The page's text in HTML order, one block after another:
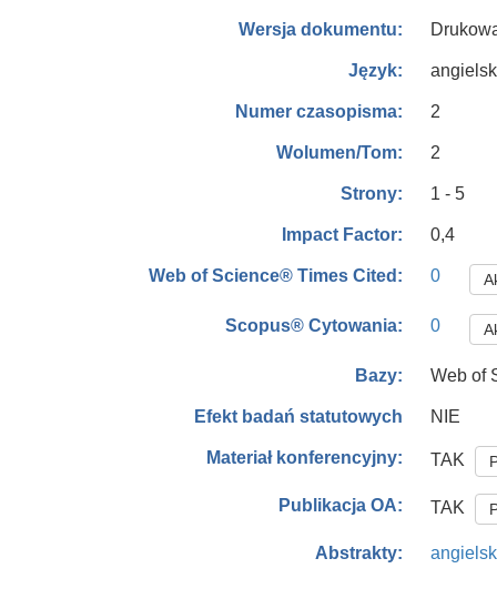
Wersja dokumentu:
Język:
Numer czasopisma: 2
Wolumen/Tom: 2
Strony: 1 - 5
Impact Factor: 0,4
Web of Science® Times Cited: 0
Scopus® Cytowania: 0
Bazy: Web of
Efekt badań statutowych NIE
Materiał konferencyjny: TAK
Publikacja OA: TAK
Abstrakty: